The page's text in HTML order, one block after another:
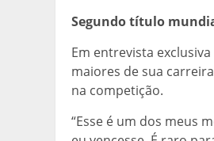
Segundo título
Em entrevista
maiores de sua
na competição.
“Esse é um dos meus